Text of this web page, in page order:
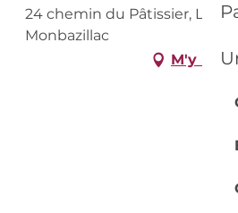
24 chemin du Pâtissier, La
Monbazillac
M'y